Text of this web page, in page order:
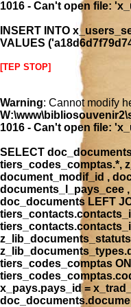
1016 - Can't open file:
INSERT INTO
VALUES
[TEP STOP]
Warning: Cannot modify
1016 - Can't open file:
SELECT
tiers_codes_comptas.*,
document_modif_id ,
documents_l_pays_cee
doc_documents LEFT
tiers_codes_comptas
x_pays.pays_id =